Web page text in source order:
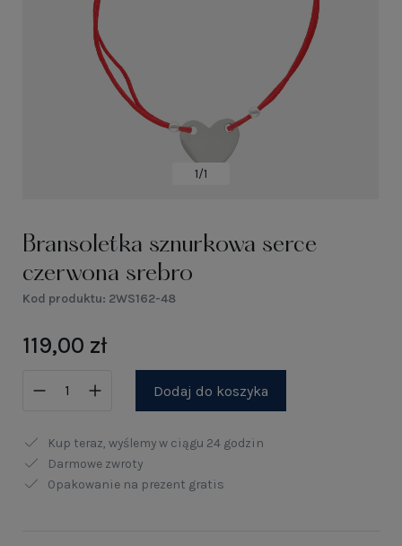
1/1
Bransoletka sznurkowa serce
czerwona srebro
Kod produktu: 2WS162-48
119,00 zł
Dodaj do koszyka
Kup teraz, wyślemy w ciągu 24 godzin
Darmowe zwroty
Opakowanie na prezent gratis